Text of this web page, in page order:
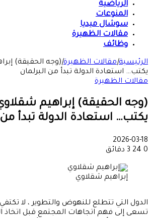
الرياضية
المنوعات
سوشال ميديا
مقالات الظهيرة
وظائف
الرئيسية|مقالات الظهيرة|(وجه الحقيقة)
يكتب… استعادة الدولة تبدأ من البرلمان
مقالات الظهيرة
(وجه الحقيقة) إبراهيم
يكتب… استعادة الدولة تبدأ من
2026-03-18
0
3 دقائق
إبراهيم شقلاوي
الدول التي تتطلع للنهوض والتطوير ، لا تكتفي
تسعى إلى فهم اتجاهات المجتمع قبل اتخاذ